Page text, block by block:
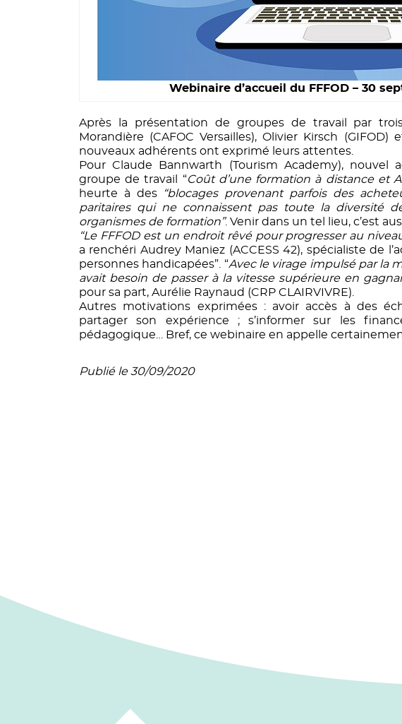
Webinaire d’accueil du FFFOD – 30
Après la présentation de groupes de travail par
Morandière (CAFOC Versailles), Olivier Kirsch (GIFOD)
nouveaux adhérents ont exprimé leurs attentes.
Pour Claude Bannwarth (Tourism Academy),
groupe de travail “Coût d’une formation à distance et
heurte à des
“blocages provenant parfois des
paritaires qui ne connaissent pas toute la diversité
organismes de formation”. Venir dans un tel lieu, c’est
“Le FFFOD est un endroit rêvé pour progresser au
a renchéri Audrey Maniez (ACCESS 42), spécialiste de
personnes handicapées”. “Avec le virage impulsé par la
avait besoin de passer à la vitesse supérieure en
pour sa part, Aurélie Raynaud (CRP CLAIRVIVRE).
Autres motivations exprimées : avoir accès à des
partager son expérience ; s’informer sur les
pédagogique… Bref, ce webinaire en appelle
Publié le 30/09/2020